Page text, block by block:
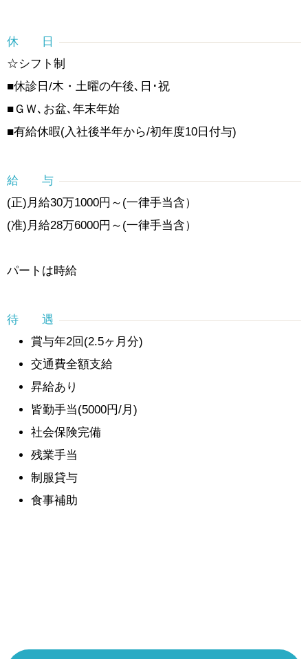
休 日
☆シフト制
■休診日/木・土曜の午後､日･祝
■ＧＷ､お盆､年末年始
■有給休暇(入社後半年から/初年度10日付与)
給 与
(正)月給30万1000円～(一律手当含）
(准)月給28万6000円～(一律手当含）
パートは時給
待 遇
賞与年2回(2.5ヶ月分)
交通費全額支給
昇給あり
皆勤手当(5000円/月)
社会保険完備
残業手当
制服貸与
食事補助